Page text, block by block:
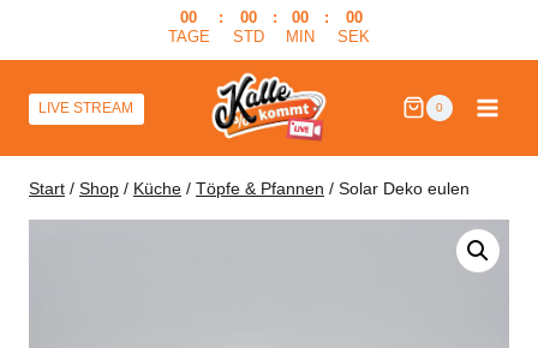
00
TAGE
:
00
STD
:
00
MIN
:
00
SEK
LIVE STREAM 0
Start / Shop / Küche / Töpfe & Pfannen / Solar Deko eulen